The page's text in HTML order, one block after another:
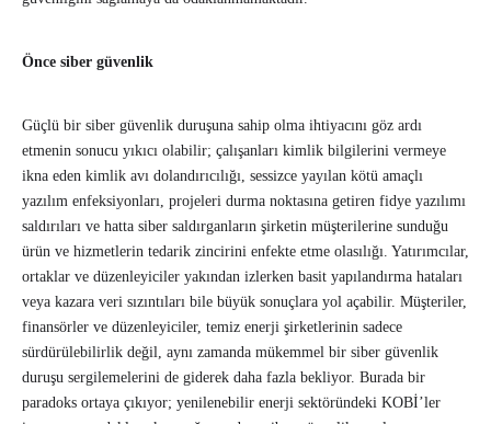
Önce siber güvenlik
Güçlü bir siber güvenlik duruşuna sahip olma ihtiyacını göz ardı
etmenin sonucu yıkıcı olabilir; çalışanları kimlik bilgilerini vermeye
ikna eden kimlik avı dolandırıcılığı, sessizce yayılan kötü amaçlı
yazılım enfeksiyonları, projeleri durma noktasına getiren fidye yazılımı
saldırıları ve hatta siber saldırganların şirketin müşterilerine sunduğu
ürün ve hizmetlerin tedarik zincirini enfekte etme olasılığı. Yatırımcılar,
ortaklar ve düzenleyiciler yakından izlerken basit yapılandırma hataları
veya kazara veri sızıntıları bile büyük sonuçlara yol açabilir. Müşteriler,
finansörler ve düzenleyiciler, temiz enerji şirketlerinin sadece
sürdürülebilirlik değil, aynı zamanda mükemmel bir siber güvenlik
duruşu sergilemelerini de giderek daha fazla bekliyor. Burada bir
paradoks ortaya çıkıyor; yenilenebilir enerji sektöründeki KOBİ’ler